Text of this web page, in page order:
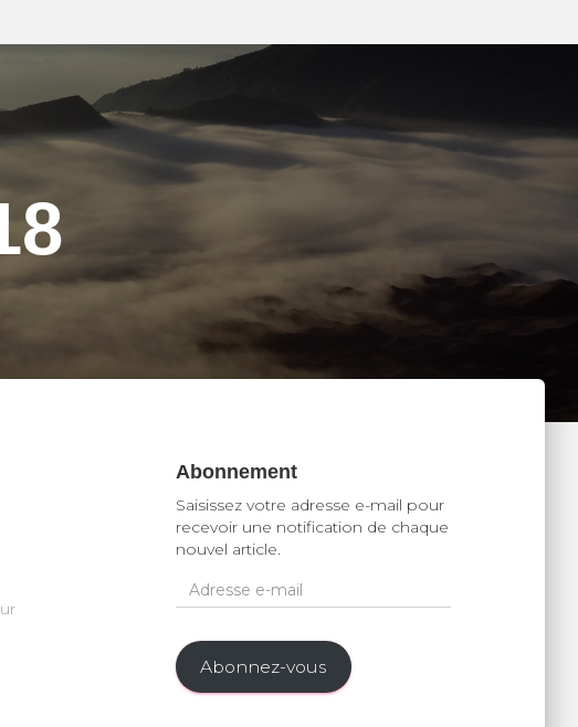
Abonnement
Saisissez votre adresse e-mail pour
recevoir une notification de chaque
nouvel article.
d
e
s
s
Abonnez-vous